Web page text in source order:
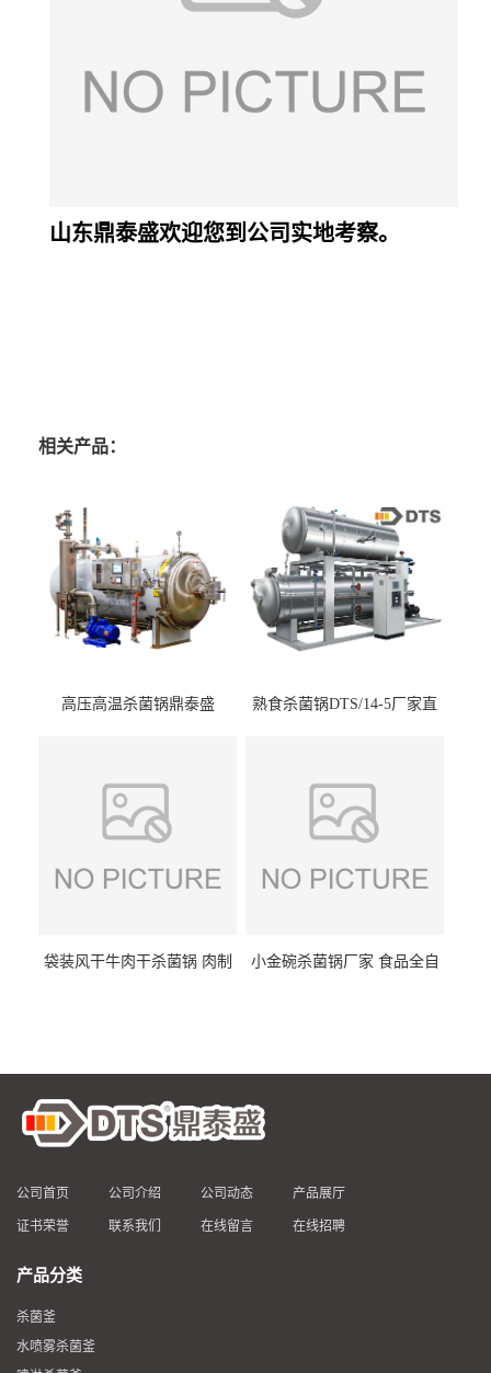
山东鼎泰盛欢迎您到公司实地考察。
相关产品：
高压高温杀菌锅鼎泰盛
熟食杀菌锅DTS/14-5厂家直
袋装风干牛肉干杀菌锅 肉制
小金碗杀菌锅厂家 食品全自
公司首页 公司介绍 公司动态 产品展厅
证书荣誉 联系我们 在线留言 在线招聘
产品分类
杀菌釜
水喷雾杀菌釜